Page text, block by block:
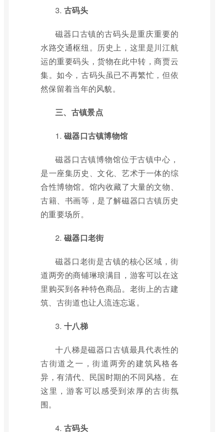
3. 古码头
磁器口古镇的古码头是重庆重要的
水路交通枢纽。历史上，这里是川江航
运的重要码头，货物在此中转，商贾云
集。如今，古码头虽已不再繁忙，但依
然保留着当年的风貌。
三、古镇景点
1. 磁器口古镇博物馆
磁器口古镇博物馆位于古镇中心，
是一座集历史、文化、艺术于一体的综
合性博物馆。馆内收藏了大量的文物、
古籍、书画等，是了解磁器口古镇历史
的重要场所。
2. 磁器口老街
磁器口老街是古镇的核心区域，街
道两旁的商铺琳琅满目，游客可以在这
里购买到各种特色商品。老街上的古建
筑、古街道也让人流连忘返。
3. 十八梯
十八梯是磁器口古镇最具代表性的
古街道之一，街道两旁的建筑风格各
异，有清代、民国时期的不同风格。在
这里，游客可以感受到浓厚的古街氛
围。
4. 古码头